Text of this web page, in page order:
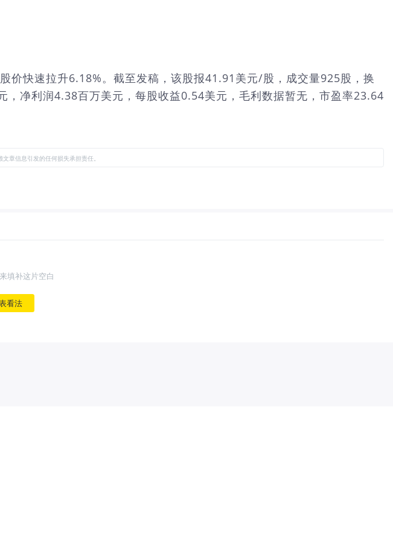
价快速拉升6.18%。截至发稿，该股报41.91美元/股，成交量925股，换
净利润4.38百万美元，每股收益0.54美元，毛利数据暂无，市盈率23.64
章信息引发的任何损失承担责任。
填补这片空白
看法